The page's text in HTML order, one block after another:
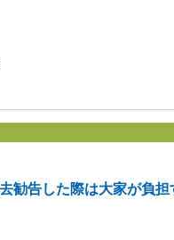
勧告した際は大家が負担